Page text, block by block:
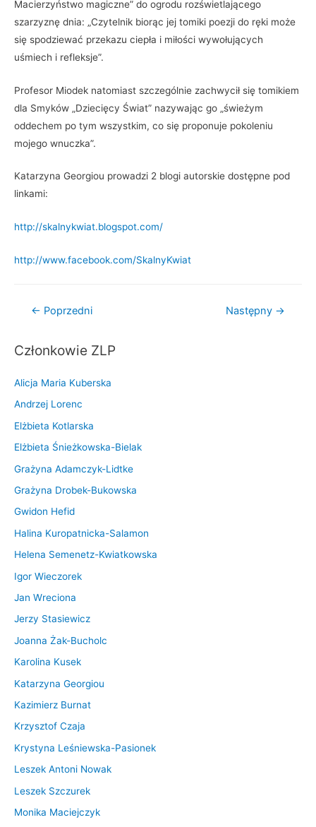
Macierzyństwo magiczne” do ogrodu rozświetlającego
szarzyznę dnia: „Czytelnik biorąc jej tomiki poezji do ręki może
się spodziewać przekazu ciepła i miłości wywołujących
uśmiech i refleksje”.
Profesor Miodek natomiast szczególnie zachwycił się tomikiem
dla Smyków „Dziecięcy Świat” nazywając go „świeżym
oddechem po tym wszystkim, co się proponuje pokoleniu
mojego wnuczka”.
Katarzyna Georgiou prowadzi 2 blogi autorskie dostępne pod
linkami:
http://skalnykwiat.blogspot.com/
http://www.facebook.com/SkalnyKwiat
Nawigacja
← Poprzedni Następny →
Członkowie ZLP
Alicja Maria Kuberska
Andrzej Lorenc
Elżbieta Kotlarska
Elżbieta Śnieżkowska-Bielak
Grażyna Adamczyk-Lidtke
Grażyna Drobek-Bukowska
Gwidon Hefid
Halina Kuropatnicka-Salamon
Helena Semenetz-Kwiatkowska
Igor Wieczorek
Jan Wreciona
Jerzy Stasiewicz
Joanna Żak-Bucholc
Karolina Kusek
Katarzyna Georgiou
Kazimierz Burnat
Krzysztof Czaja
Krystyna Leśniewska-Pasionek
Leszek Antoni Nowak
Leszek Szczurek
Monika Maciejczyk